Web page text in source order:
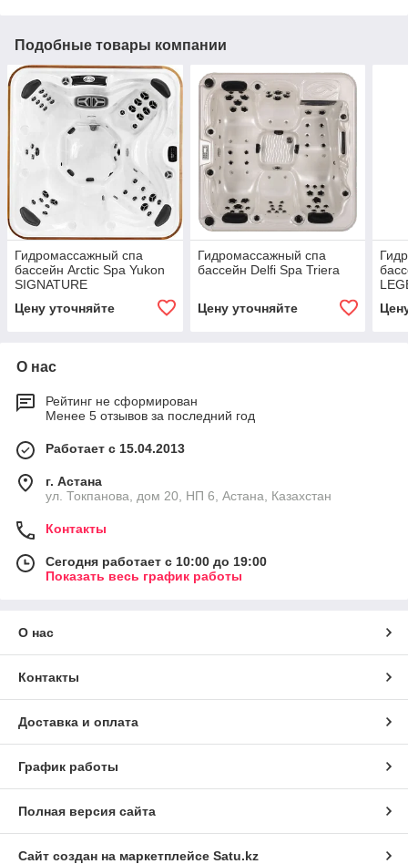
Подобные товары компании
Гидромассажный спа
бассейн Arctic Spa Yukon
SIGNATURE
Цену уточняйте
Гидромассажный спа
бассейн Delfi Spa Triera
Цену уточняйте
О нас
Рейтинг не сформирован
Менее 5 отзывов за последний год
Работает с 15.04.2013
г. Астана
ул. Токпанова, дом 20, НП 6, Астана, Казахстан
Контакты
Сегодня работает с 10:00 до 19:00
Показать весь график работы
О нас
Контакты
Доставка и оплата
График работы
Полная версия сайта
Сайт создан на маркетплейсе Satu.kz